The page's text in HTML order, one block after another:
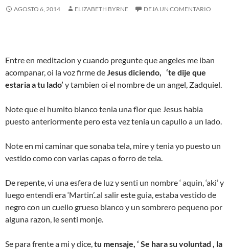
AGOSTO 6, 2014 ELIZABETH BYRNE DEJA UN COMENTARIO
Entre en meditacion y cuando pregunte que angeles me iban
acompanar, oi la voz firme de Jesus diciendo, ‘te dije que
estaria a tu lado’ y tambien oi el nombre de un angel, Zadquiel.
Note que el humito blanco tenia una flor que Jesus habia
puesto anteriormente pero esta vez tenia un capullo a un lado.
Note en mi caminar que sonaba tela, mire y tenia yo puesto un
vestido como con varias capas o forro de tela.
De repente, vi una esfera de luz y senti un nombre ‘ aquin, ‘aki’ y
luego entendi era ‘Martin’..al salir este guia, estaba vestido de
negro con un cuello grueso blanco y un sombrero pequeno por
alguna razon, le senti monje.
Se para frente a mi y dice, tu mensaje, ‘ Se hara su voluntad , la